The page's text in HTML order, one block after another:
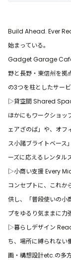
Build Ahead. Ever
始まっている。
Gadget Garage Cafe
野と長野・東信州を拠
の3つを柱としたサー
▷貸空間 Shared
ほかにもワークショッ
ェアざのば」や、オフ
ス小諸ブライトベース
ーズに応えるレンタル
▷小商い支援 Every
コンセプトに、これか
供し、「普段使いの小
プをゆるり気ままに力
▷暮らしデザイン
ち、場所に縛られない
画・構想設計etc.の多